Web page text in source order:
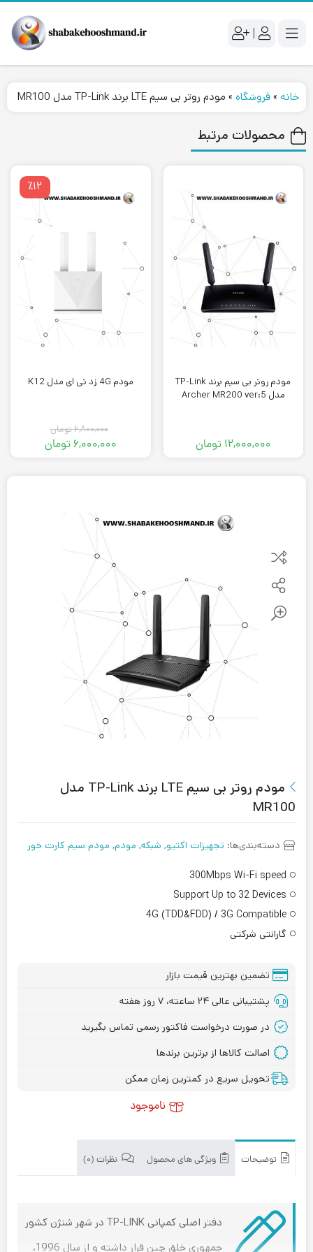
|
خانه »فروشگاه » مودم روتر بی سیم LTE برند TP-Link مدل MR100
محصولات مرتبط
مودم روتر بی سیم برند TP-Link
مدل Archer MR200 ver:5
۱۲,۰۰۰,۰۰۰ تومان
٪۱۲
مودم 4G زد تی ای مدل K12
۶,۸۰۰,۰۰۰تومان
قیمت
۶,۰۰۰,۰۰۰تومان
قیمت
مودم روتر بی سیم LTE برند TP-Link مدل
MR100
دسته‌بندی‌ها: تجهیزات اکتیو, شبکه, مودم, مودم سیم کارت خور
300Mbps Wi-Fi speed
Support Up to 32 Devices
4G (TDD&FDD) / 3G Compatible
گارانتی شرکتی
تضمین بهترین قیمت بازار
پشتیبانی عالی ۲۴ ساعته، ۷ روز هفته
در صورت درخواست فاکتور رسمی تماس بگیرید
اصالت کالاها از برترین برندها
تحویل سریع در کمترین زمان ممکن
ناموجود
توضیحات ویژگی های محصول نظرات (۰)
دفتر اصلی کمپانی TP-LINK در شهر شنژن کشور
جمهوری خلق چین قرار داشته و از سال 1996،